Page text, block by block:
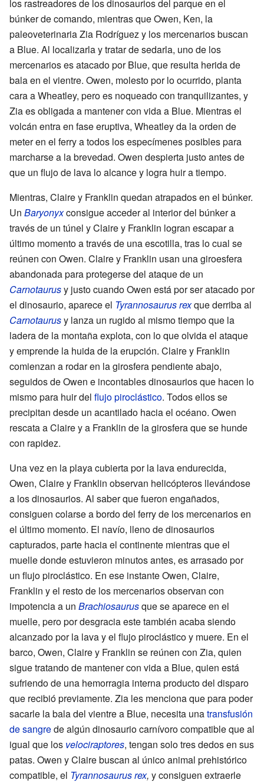
los rastreadores de los dinosaurios del parque en el
búnker de comando, mientras que Owen, Ken, la
paleoveterinaria Zia Rodríguez y los mercenarios buscan
a Blue. Al localizarla y tratar de sedarla, uno de los
mercenarios es atacado por Blue, que resulta herida de
bala en el vientre. Owen, molesto por lo ocurrido, planta
cara a Wheatley, pero es noqueado con tranquilizantes, y
Zia es obligada a mantener con vida a Blue. Mientras el
volcán entra en fase eruptiva, Wheatley da la orden de
meter en el ferry a todos los especímenes posibles para
marcharse a la brevedad. Owen despierta justo antes de
que un flujo de lava lo alcance y logra huir a tiempo.
Mientras, Claire y Franklin quedan atrapados en el búnker.
Un Baryonyxconsigue acceder al interior del búnker a
través de un túnel y Claire y Franklin logran escapar a
último momento a través de una escotilla, tras lo cual se
reúnen con Owen. Claire y Franklin usan una giroesfera
abandonada para protegerse del ataque de un
Carnotaurusy justo cuando Owen está por ser atacado por
el dinosaurio, aparece el Tyrannosaurus rexque derriba al
Carnotaurusy lanza un rugido al mismo tiempo que la
ladera de la montaña explota, con lo que olvida el ataque
y emprende la huida de la erupción. Claire y Franklin
comienzan a rodar en la girosfera pendiente abajo,
seguidos de Owen e incontables dinosaurios que hacen lo
mismo para huir del flujo piroclástico. Todos ellos se
precipitan desde un acantilado hacia el océano. Owen
rescata a Claire y a Franklin de la girosfera que se hunde
con rapidez.
Una vez en la playa cubierta por la lava endurecida,
Owen, Claire y Franklin observan helicópteros llevándose
a los dinosaurios. Al saber que fueron engañados,
consiguen colarse a bordo del ferry de los mercenarios en
el último momento. El navío, lleno de dinosaurios
capturados, parte hacia el continente mientras que el
muelle donde estuvieron minutos antes, es arrasado por
un flujo piroclástico. En ese instante Owen, Claire,
Franklin y el resto de los mercenarios observan con
impotencia a un Brachiosaurusque se aparece en el
muelle, pero por desgracia este también acaba siendo
alcanzado por la lava y el flujo piroclástico y muere. En el
barco, Owen, Claire y Franklin se reúnen con Zia, quien
sigue tratando de mantener con vida a Blue, quien está
sufriendo de una hemorragia interna producto del disparo
que recibió previamente. Zia les menciona que para poder
sacarle la bala del vientre a Blue, necesita unatransfusión
de sangrede algún dinosaurio carnívoro compatible que al
igual que los velociraptores, tengan solo tres dedos en sus
patas. Owen y Claire buscan al único animal prehistórico
compatible, el Tyrannosaurus rex, y consiguen extraerle